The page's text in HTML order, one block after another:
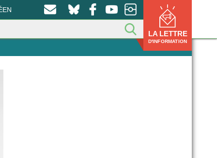
LA LETTRE
D'INFORMATION